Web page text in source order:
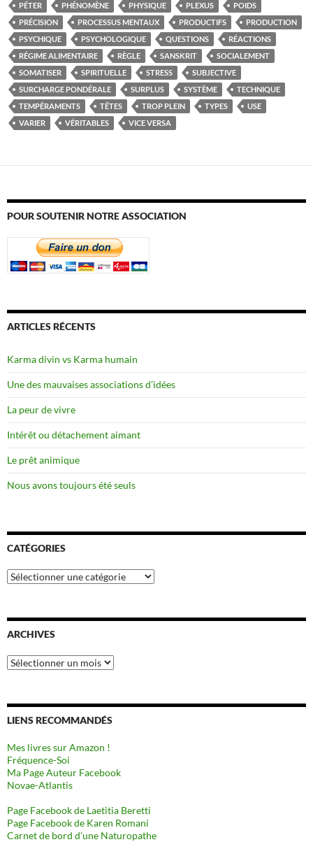
PÉTER
PHÉNOMÈNE PHYSIQUE PLEXUS
POIDS
PRÉCISION
PROCESSUS MENTAUX PRODUCTIFS
PRODUCTION
PSYCHIQUE
PSYCHOLOGIQUE QUESTIONS
RÉACTIONS
RÉGIME ALIMENTAIRE
RÈGLE SANSKRIT
SOCIALEMENT
SOMATISER
SPIRITUELLE STRESS
SUBJECTIVE
SURCHARGE PONDÉRALE
SURPLUS SYSTÈME
TECHNIQUE
TEMPÉRAMENTS
TÊTES TROP PLEIN TYPES
USE
VARIER
VÉRITABLES VICE VERSA
POUR SOUTENIR NOTRE ASSOCIATION
ARTICLES RÉCENTS
Karma divin vs Karma humain
Une des mauvaises associations d’idées
La peur de vivre
Intérêt ou détachement aimant
Le prêt animique
Nous avons toujours été seuls
CATÉGORIES
Catégories
ARCHIVES
Archives
LIENS RECOMMANDÉS
Mes livres sur Amazon !
Fréquence-Soi
Ma Page Auteur Facebook
Novae-Atlantis
Page Facebook de Laetitia Beretti
Page Facebook de Karen Romani
Carnet de bord d’une Naturopathe